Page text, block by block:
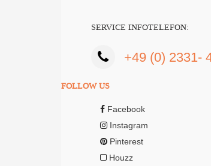
SERVICE INFOTELEFON:
+49 (0) 2331-
FOLLOW US
Facebook
Instagram
Pinterest
Houzz